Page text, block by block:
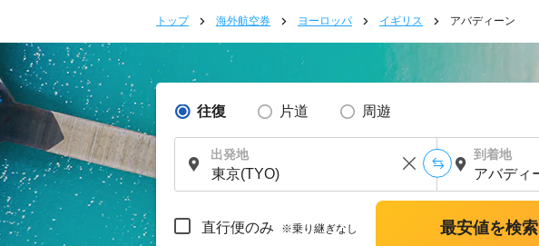
トップ 海外航空券 ヨーロッパ イギリス アバディーン
往復 片道 周遊
出発地 到着地
直行便のみ ※乗り継ぎなし 最安値を検索